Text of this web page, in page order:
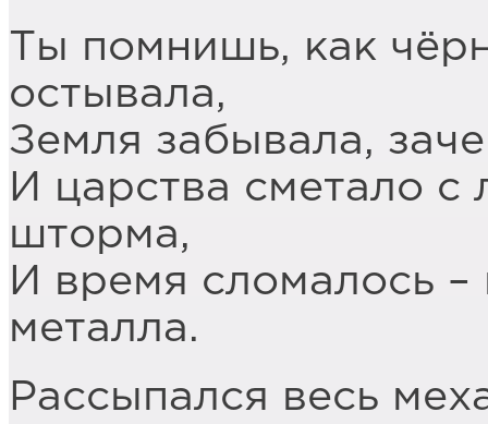
Ты помнишь, как
остывала,
Земля забывала,
И царства сметало
шторма,
И время сломалось –
металла.
Рассыпался весь